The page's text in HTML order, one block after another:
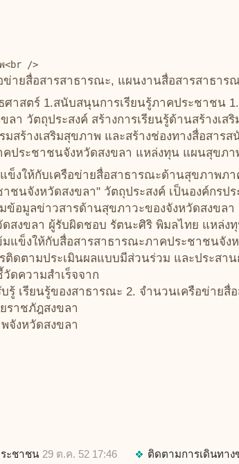
ข่ายสื่อสารสาธารณะ, แผนงานสื่อสารสาธาร
ศาสตร์ 1.สนับสนุนการเรียนรู้ภาคประชาชน
ลา วัตถุประสงค์ สร้างการเรียนรู้ด้านสร้าง
มสร้างเสริมสุขภาพ และสร้างช่องทางสื่อส
ประชาชนจังหวัดสงขลา แหล่งทุน แผนสุขภา
ข็งให้กับเครือข่ายสื่อสาธารณะด้านสุขภาพภ
ชนจังหวัดสงขลา" วัตถุประสงค์ เป็นองค์กร
ข้อมูลข่าวสารด้านสุขภาวะของจังหวัดสงขล
สงขลา ผู้รับผิดชอบ รัตนะศิริ พิมลไทย แหล่ง
มแข็งให้กับสื่อสารสาธารณะภาคประชาชนจัง
ติดตามประเมินผลแบบมีส่วนร่วม และประส
ดความสำเร็จจาก
บรู้ เรียนรู้ของสาธารณะ 2. จำนวนเครือข่า
ราชภัฎสงขลา
จังหวัดสงขลา
ะชาชน 29 ต.ค. 52 17:46
ติดตามการเดินทาง